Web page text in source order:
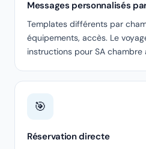
Messages personnalisés
Templates différents par
équipements, accès. Le
instructions pour SA chambre
🎯
Réservation directe